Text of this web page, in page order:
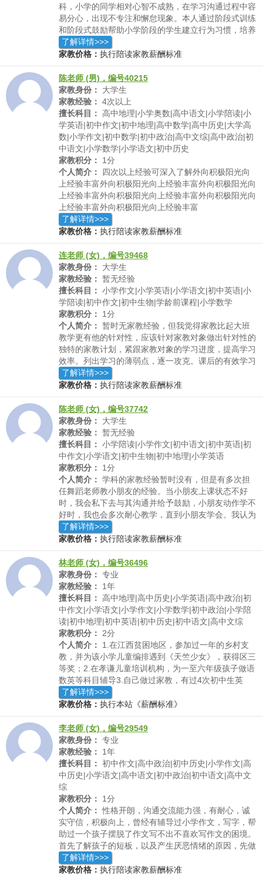
科，小学的同学相对心智不成熟，在学习沟通过程中容
易分心，出现不专注和懈怠现象。本人通过阶段式训练
和阶段式鼓励帮助小学阶段的学生建立行为习惯，培养
学习动力和专注力，不只达到成绩提高效果，还帮助他
们形成良好习惯。2.本人辅导过高中学生的家教工作。
生进行网上的语文线上辅导工作，积累了一定的线上辅
导经验。高中阶段的学生容易在方式方法及对策上出现
误差，心态问题也会影响他们的学习思绪。在年龄跨度
上，本人与高中学生年龄差距小，能够比较准确的把握
高中学生群体的思想动态，也能更好的进行良好沟通，
并且能够通过经验和方法分析，在高中阶段点对点面对
面，给出针对性的方法建议和教学指导，效果显著。3.
本人曾辅导过多个学生的作文，演讲和播音主持项目，
如有需要，可额外进行辅导沟通。
了解详情>>>
家教价格： 执行陪读家教薪酬标准
陈老师 (男)，编号40215
家教身份：
大学生
家教经验： 4次以上
擅长科目： 高中地理|小学奥数|高中语文|小学陪读|小
学英语|初中作文|初中地理|高中数学|高中历史|大学高
数|小学作文|初中数学|初中政治|高中文综|高中政治|初
中语文|小学数学|小学语文|初中历史
家教积分：
1分
个人简介：
四次以上经验可深入了解外向积极阳光向
上经验丰富外向积极阳光向上经验丰富外向积极阳光向
上经验丰富外向积极阳光向上经验丰富外向积极阳光向
上经验丰富外向积极阳光向上经验丰富
了解详情>>>
家教价格： 执行陪读家教薪酬标准
连老师 (女)，编号39468
家教身份：
大学生
家教经验： 暂无经验
擅长科目： 小学作文|小学英语|小学语文|初中英语|小
学陪读|初中作文|初中生物|学龄前课程|小学数学
家教积分：
1分
个人简介： 暂时无家教经验，但我觉得家教比起大班
教学更有他的针对性，应该针对家教对象做出针对性的
独特的家教计划，紧跟家教对象的学习进度，提高学习
效率。列出学习的薄弱点，逐一攻克。课后的有效学习
和训练是和普通学生拉开距离的关键所在。
了解详情>>>
家教价格： 执行陪读家教薪酬标准
陈老师 (女)，编号37742
家教身份：
大学生
家教经验： 暂无经验
擅长科目： 小学陪读|小学作文|初中语文|初中英语|初
中作文|小学语文|初中生物|初中地理|小学英语
家教积分：
1分
个人简介： 学科的家教经验暂时没有，但是有多次担
任舞蹈老师教小朋友的经验。当小朋友上课状态不好
时，我会私下去与其沟通并给予鼓励，小朋友动作学不
好时，我也会多次耐心教学，直到小朋友学会。我认为
教育是一朵云唤醒另一朵云，不能粗暴对待学生，要把
学生动作朋友，无论他们年纪多小，他们都是一个独立
人处世的道理。
了解详情>>>
家教价格： 执行陪读家教薪酬标准
林老师 (女)，编号36496
家教身份： 专业
家教经验：
1年
擅长科目： 高中地理|高中历史|小学英语|高中政治|初
中作文|小学语文|小学作文|小学数学|初中政治|小学陪
读|初中地理|初中英语|初中历史|初中语文|高中文综
家教积分：
2分
个人简介：
1.在江西贫困地区，参加过一年的乡村支
教，并为该小学儿童编排遇到《天竺少女》，获得区三
等奖；2.在孝谦儿童培训机构，为一至六年级孩子做语
数英等科目辅导3.自己做过家教，有过4次初中生英
语、语文、数学辅导经验以及一年级幼小衔接辅导经验
了解详情>>>
家教价格： 执行本站《薪酬标准》
李老师 (女)，编号29549
家教身份： 专业
家教经验：
1年
擅长科目： 初中作文|高中政治|初中历史|小学作文|高
中历史|小学语文|高中语文|初中政治|初中语文|高中文
综
家教积分：
1分
个人简介： 性格开朗，沟通交流能力强，有耐心，诚
实守信，积极向上，曾经有辅导过小学作文，写字，帮
助过一个孩子摆脱了作文写不出不喜欢写作文的困境。
首先了解孩子的短板，以及产生厌恶情绪的原因，先做
心理疏导，然后从孩子的兴趣点入手，养成良好的阅读
和做读书笔记的习惯，首先从模仿做起，再从中慢慢形
了解详情>>>
家教价格： 执行陪读家教薪酬标准